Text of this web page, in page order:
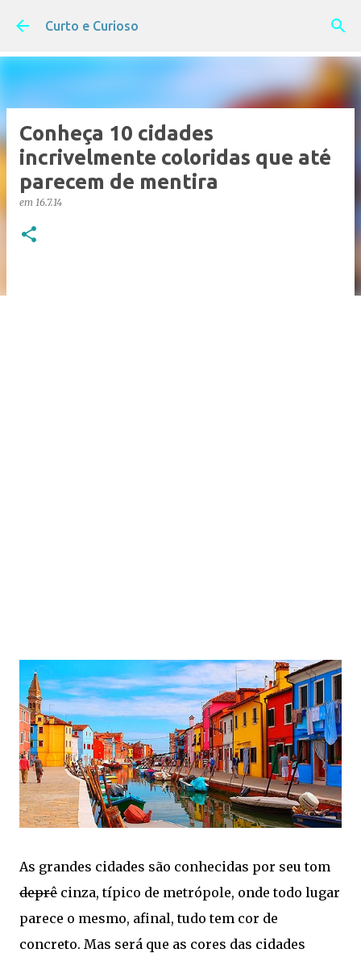
Pular para o conteúdo principal
Curto e Curioso
Conheça 10 cidades
incrivelmente coloridas que até
parecem de mentira
em 16.7.14
As grandes cidades são conhecidas por seu tom
deprê cinza, típico de metrópole, onde todo lugar
parece o mesmo, afinal, tudo tem cor de
concreto. Mas será que as cores das cidades